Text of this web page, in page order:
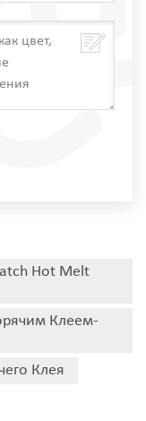
Hot Melt
Клеем-
Клея